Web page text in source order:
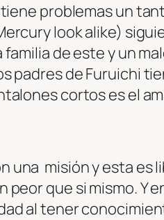
problemas un
look alike)
de este y un
padres de Furuichi
cortos es el
una misión y esta es
peor que si mismo. Y
al tener